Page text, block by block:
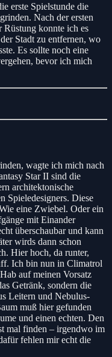
erste Spielstunde die
Nach der ersten
Rüstung konnte ich es
Stadt zu entfernen, wo
Es sollte noch eine
bevor ich mich
wagte ich mich nach
Star II sind die
architektonische
Spieledesigners. Diese
eine Zwiebel. Oder ein
mit Einander
überschaubar und kann
wirds dann schon
Hier hoch, da runter,
Ich bin nun in Climatrol
auf meinen Vorsatz
Getränk, sondern die
Leitern und Nebulus-
muß hier gefunden
und einen echten. Den
mal finden – irgendwo im
fehlen mir echt die